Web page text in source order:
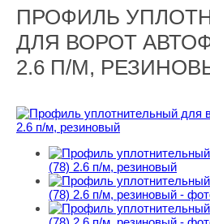
ПРОФИЛЬ
ДЛЯ ВОРОТ
2.6 П/М,